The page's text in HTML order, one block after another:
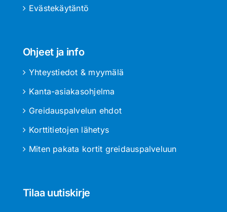
Evästekäytäntö
Ohjeet ja info
Yhteystiedot & myymälä
Kanta-asiakasohjelma
Greidauspalvelun ehdot
Korttitietojen lähetys
Miten pakata kortit greidauspalveluun
Tilaa uutiskirje